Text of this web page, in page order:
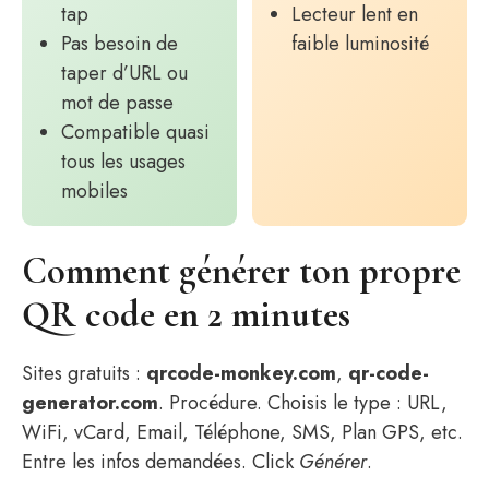
tap
Pas besoin de
taper d’URL ou
mot de passe
Compatible quasi
tous les usages
mobiles
Lecteur lent en
faible luminosité
Comment générer ton propre
QR code en 2 minutes
Sites gratuits : qrcode-monkey.com, qr-code-
generator.com. Procédure. Choisis le type : URL,
WiFi, vCard, Email, Téléphone, SMS, Plan GPS, etc.
Entre les infos demandées. Click Générer.